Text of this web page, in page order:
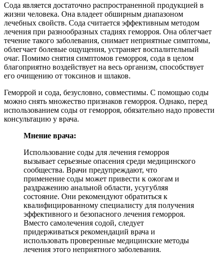
Сода является достаточно распространенной продукцией в
жизни человека. Она владеет обширным диапазоном
лечебных свойств. Сода считается эффективным методом
лечения при разнообразных стадиях геморроя. Она облегчает
течение такого заболевания, снимает неприятные симптомы,
облегчает болевые ощущения, устраняет воспалительный
очаг. Помимо снятия симптомов геморроя, сода в целом
благоприятно воздействует на весь организм, способствует
его очищению от токсинов и шлаков.
Геморрой и сода, безусловно, совместимы. С помощью соды
можно снять множество признаков геморроя. Однако, перед
использованием соды от геморроя, обязательно надо провести
консультацию у врача.
Мнение врача:
Использование соды для лечения геморроя
вызывает серьезные опасения среди медицинского
сообщества. Врачи предупреждают, что
применение соды может привести к ожогам и
раздражению анальной области, усугубляя
состояние. Они рекомендуют обратиться к
квалифицированному специалисту для получения
эффективного и безопасного лечения геморроя.
Вместо самолечения содой, следует
придерживаться рекомендаций врача и
использовать проверенные медицинские методы
лечения этого неприятного заболевания.